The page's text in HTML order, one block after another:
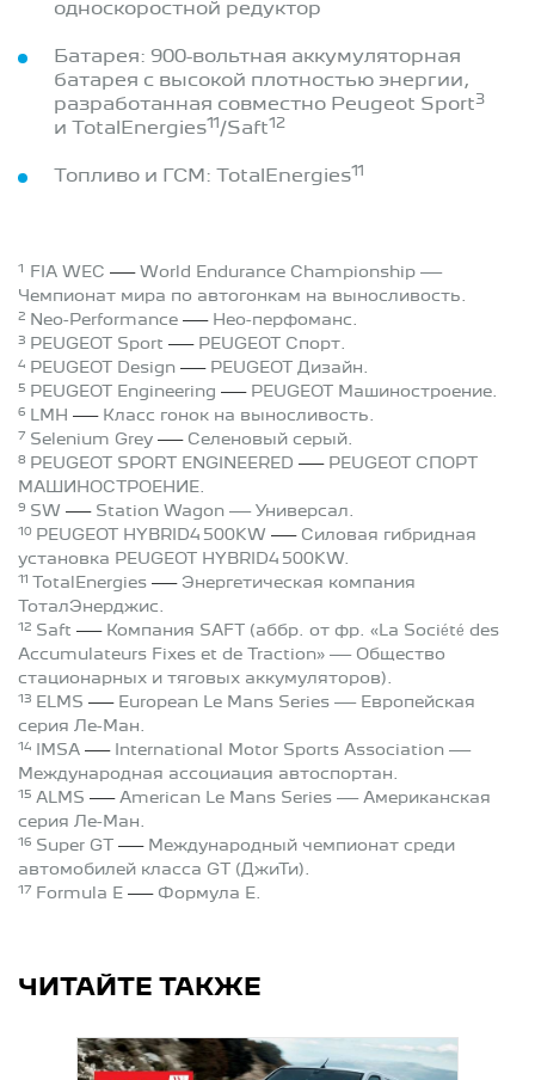
односкоростной редуктор
Батарея: 900-вольтная аккумуляторная
батарея с высокой плотностью энергии,
разработанная совместно Peugeot Sport 3
и TotalEnergies11 /Saft12
Топливо и ГСМ: TotalEnergies11
1 FIA WEC — World Endurance Championship —
Чемпионат мира по автогонкам на выносливость.
2 Neo-Performance — Нео-перфоманс.
3 PEUGEOT Sport — PEUGEOT Спорт.
4 PEUGEOT Design — PEUGEOT Дизайн.
5 PEUGEOT Engineering — PEUGEOT Машиностроение.
6 LMH — Класс гонок на выносливость.
7 Selenium Grey — Селеновый серый.
8 PEUGEOT SPORT ENGINEERED — PEUGEOT СПОРТ
МАШИНОСТРОЕНИЕ.
9 SW — Station Wagon — Универсал.
10 PEUGEOT HYBRID4 500KW — Силовая гибридная
установка PEUGEOT HYBRID4 500KW.
11 TotalEnergies — Энергетическая компания
ТоталЭнерджис.
12 Saft — Компания SAFT (аббр. от фр. «La Société des
Accumulateurs Fixes et de Traction» — Общество
стационарных и тяговых аккумуляторов).
13 ELMS — European Le Mans Series — Европейская
серия Ле-Ман.
14 IMSA —
International Motor Sports Association —
Международная ассоциация автоспортан.
15 ALMS — American Le Mans Series — Американская
серия Ле-Ман.
16 Super GT — Международный чемпионат среди
автомобилей класса GT (ДжиТи).
17 Formula E — Формула Е.
ЧИТАЙТЕ ТАКЖЕ